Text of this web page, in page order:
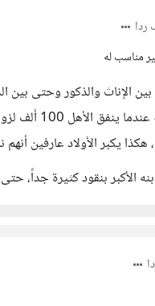
مناسب له
الإناث والذكور وحتى بين
يكبر الأولاد عارفين أنهم
بنقود كثيرة جداً،